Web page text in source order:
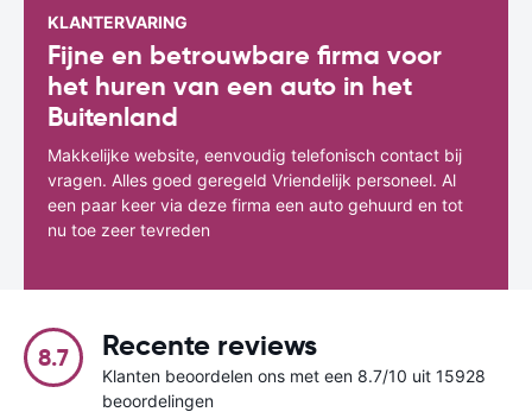
KLANTERVARING
Fijne en betrouwbare firma voor
het huren van een auto in het
Buitenland
Makkelijke website, eenvoudig telefonisch contact bij
vragen. Alles goed geregeld Vriendelijk personeel. Al
een paar keer via deze firma een auto gehuurd en tot
nu toe zeer tevreden
8.7 Recente reviews
Klanten beoordelen ons met een 8.7/10 uit 15928
beoordelingen